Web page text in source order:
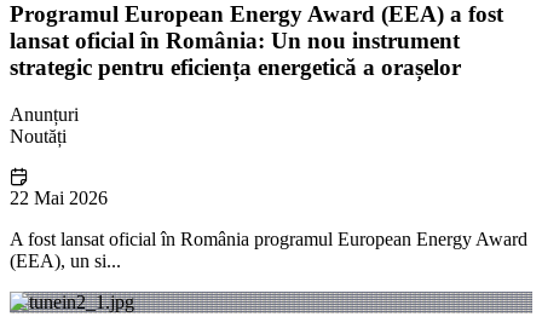
Programul European Energy Award (EEA) a fost
lansat oficial în România: Un nou instrument
strategic pentru eficiența energetică a orașelor
Anunțuri
Noutăți
22 Mai 2026
A fost lansat oficial în România programul European Energy Award
(EEA), un si...